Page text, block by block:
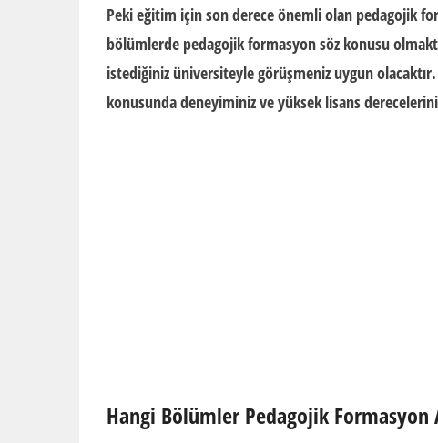
Peki eğitim için son derece önemli olan pedagojik
bölümlerde pedagojik formasyon söz konusu
istediğiniz üniversiteyle görüşmeniz uygun
konusunda deneyiminiz ve yüksek lisans
Hangi Bölümler Pedagojik Formasyon